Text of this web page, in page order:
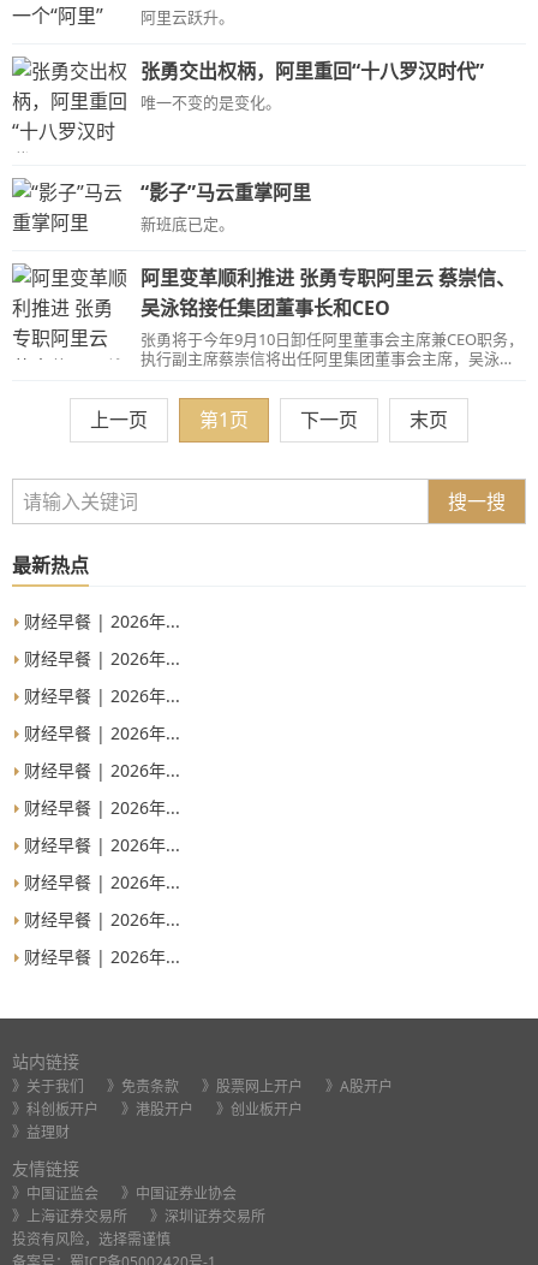
阿里云跃升。
张勇交出权柄，阿里重回“十八罗汉时代”
唯一不变的是变化。
“影子”马云重掌阿里
新班底已定。
阿里变革顺利推进 张勇专职阿里云 蔡崇信、
吴泳铭接任集团董事长和CEO
张勇将于今年9月10日卸任阿里董事会主席兼CEO职务，
执行副主席蔡崇信将出任阿里集团董事会主席，吴泳铭
上一页 第1页 下一页 末页
搜一搜
最新热点
财经早餐 | 2026年...
财经早餐 | 2026年...
财经早餐 | 2026年...
财经早餐 | 2026年...
财经早餐 | 2026年...
财经早餐 | 2026年...
财经早餐 | 2026年...
财经早餐 | 2026年...
财经早餐 | 2026年...
财经早餐 | 2026年...
站内链接
》关于我们 》免责条款 》股票网上开户
》A股开户
》科创板开户
》港股开户
》创业板开户
》益理财
友情链接
》中国证监会
》中国证券业协会
》上海证券交易所
》深圳证券交易所
投资有风险，选择需谨慎